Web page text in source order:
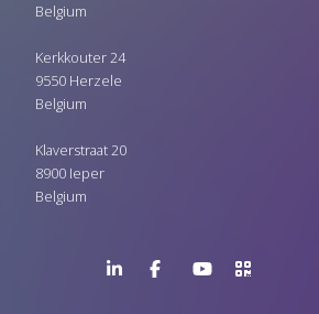
Belgium
Kerkkouter 24
9550 Herzele
Belgium
Klaverstraat 20
8900 Ieper
Belgium